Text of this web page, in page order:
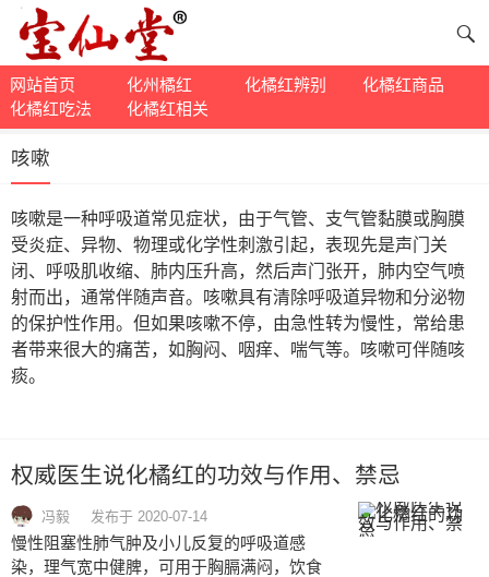
网站首页 化州橘红 化橘红辨别
化橘红商品
化橘红吃法
化橘红相关
咳嗽
咳嗽是一种呼吸道常见症状，由于气管、支气管黏膜或胸膜
受炎症、异物、物理或化学性刺激引起，表现先是声门关
闭、呼吸肌收缩、肺内压升高，然后声门张开，肺内空气喷
射而出，通常伴随声音。咳嗽具有清除呼吸道异物和分泌物
的保护性作用。但如果咳嗽不停，由急性转为慢性，常给患
者带来很大的痛苦，如胸闷、咽痒、喘气等。咳嗽可伴随咳
痰。
权威医生说化橘红的功效与作用、禁忌
冯毅 发布于 2020-07-14
慢性阻塞性肺气肿及小儿反复的呼吸道感
染，理气宽中健脾，可用于胸膈满闷，饮食